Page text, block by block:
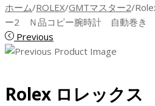
ホーム/ROLEX/GMTマスター2/
ー2 Ｎ品コピー腕時計 自動巻き
Previous
Rolex ロレック